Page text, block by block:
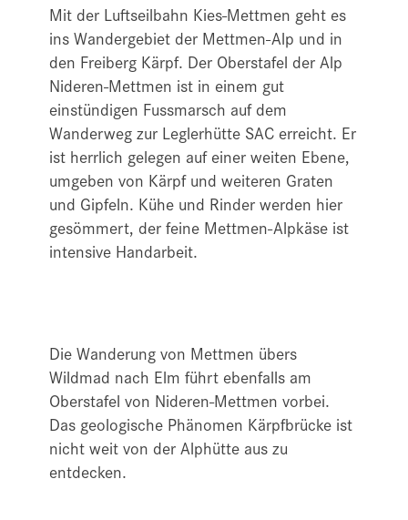
Mit der Luftseilbahn Kies-Mettmen geht es
ins Wandergebiet der Mettmen-Alp und in
den Freiberg Kärpf. Der Oberstafel der Alp
Nideren-Mettmen ist in einem gut
einstündigen Fussmarsch auf dem
Wanderweg zur Leglerhütte SAC erreicht. Er
ist herrlich gelegen auf einer weiten Ebene,
umgeben von Kärpf und weiteren Graten
und Gipfeln. Kühe und Rinder werden hier
gesömmert, der feine Mettmen-Alpkäse ist
intensive Handarbeit.
Die Wanderung von Mettmen übers
Wildmad nach Elm führt ebenfalls am
Oberstafel von Nideren-Mettmen vorbei.
Das geologische Phänomen Kärpfbrücke ist
nicht weit von der Alphütte aus zu
entdecken.